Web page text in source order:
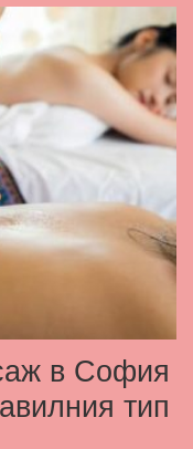
в София
тип